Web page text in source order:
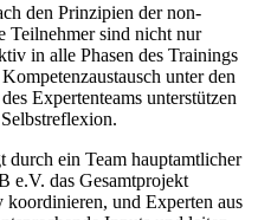
den Prinzipien der non-
Teilnehmer sind nicht nur
in alle Phasen des Trainings
unter den
Expertenteams unterstützen
durch ein Team hauptamtlicher
e.V. das Gesamtprojekt
und Experten aus